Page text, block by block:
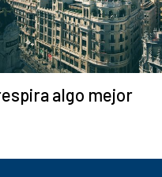
algo mejor